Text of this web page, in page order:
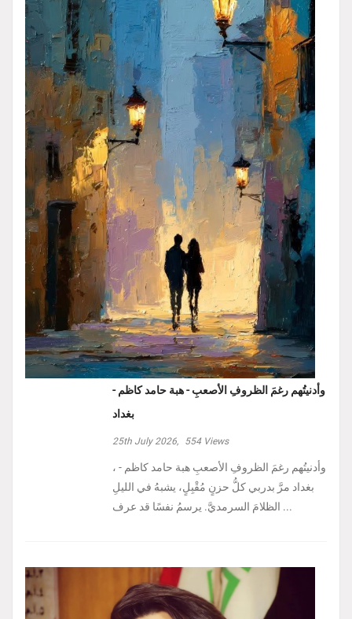
وأدنيتُهم رغمَ الظروفِ الأصعبِ - هبة حامد كاظم -
بغداد
25th July 2026, 554Views
، وأدنيتُهم رغمَ الظروفِ الأصعبِ هبة حامد كاظم -
بغداد مرَّ بدربي كلُّ حزنٍ مُقْبِلٍ، يشبهُ في الليلِ
الظلامَ السرمديَّ. يرسمُ نفسًا قد عرف ...